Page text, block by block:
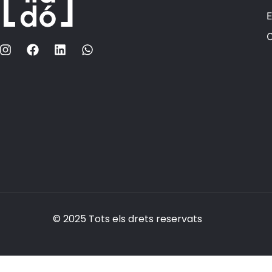
© 2025 Tots els drets reservats